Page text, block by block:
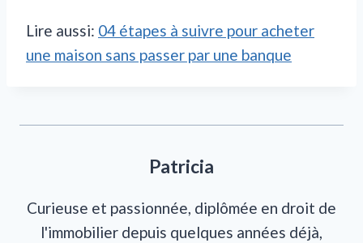
Lire aussi: 04 étapes à suivre pour acheter
une maison sans passer par une banque
Patricia
Curieuse et passionnée, diplômée en droit de
l'immobilier depuis quelques années déjà,